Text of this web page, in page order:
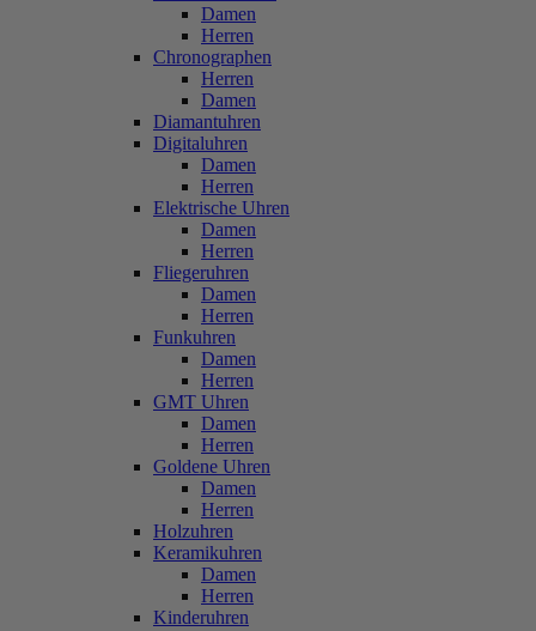
Damen
Herren
Chronographen
Herren
Damen
Diamantuhren
Digitaluhren
Damen
Herren
Elektrische Uhren
Damen
Herren
Fliegeruhren
Damen
Herren
Funkuhren
Damen
Herren
GMT Uhren
Damen
Herren
Goldene Uhren
Damen
Herren
Holzuhren
Keramikuhren
Damen
Herren
Kinderuhren